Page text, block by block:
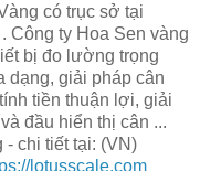
có trục sở tại
Công ty Hoa Sen vàng
bị đo lường trọng
dạng, giải pháp cân
tiền thuận lợi, giải
đầu hiển thị cân ...
chi tiết tại: (VN)
lotusscale.com